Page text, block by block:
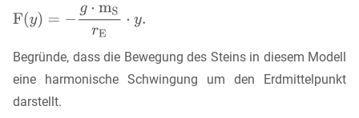
Begründe, dass die Bewegung des Steins in diesem Modell
eine harmonische Schwingung um den Erdmittelpunkt
darstellt.